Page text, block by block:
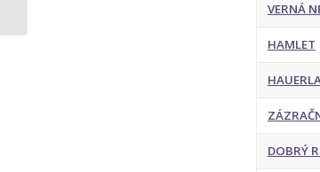
VERNÁ
HAMLET
DOBRÝ